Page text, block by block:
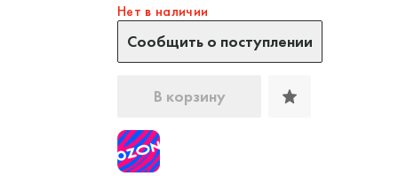
Нет в наличии
Сообщить о поступлении
В корзину